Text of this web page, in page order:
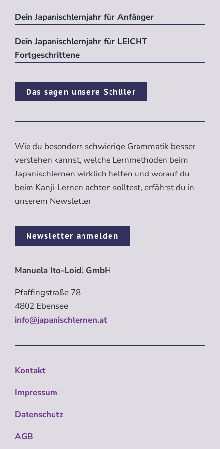
Dein Japanischlernjahr für Anfänger
Dein Japanischlernjahr für LEICHT
Fortgeschrittene
Das sagen unsere Schüler
Wie du besonders schwierige Grammatik besser
verstehen kannst, welche Lernmethoden beim
Japanischlernen wirklich helfen und worauf du
beim Kanji-Lernen achten solltest, erfährst du in
unserem Newsletter
Newsletter anmelden
Manuela Ito-Loidl GmbH
Pfaffingstraße 78
4802 Ebensee
info@japanischlernen.at
Kontakt
Impressum
Datenschutz
AGB